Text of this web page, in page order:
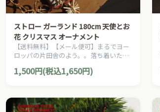
ストロー ガーランド 180cm 天使とお
花 クリスマス オーナメント
【送料無料】【メール便可】まるでヨー
ロッパの片田舎のよう。。落ち着いた雰
アン・カントリー・スタイルのクリスマ
1,500円(税込1,650円)